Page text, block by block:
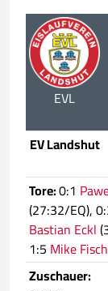
EVL
EV Landshut
Tore:0:1
(27:32/EQ),
Bastian Eckl
1:5 Mike
Zuschauer: